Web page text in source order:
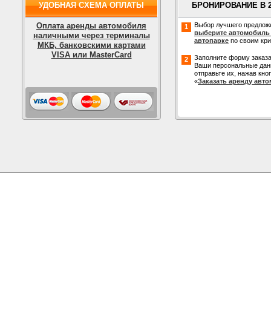
УДОБНАЯ СХЕМА ОПЛАТЫ
Оплата аренды автомобиля
наличными через терминалы
МКБ, банковскими картами
VISA или MasterCard
БРОНИРОВАНИЕ В
1
Выбор лучшего
выберите
автопарке по своим
2
Заполните форму
Ваши персональные
отправьте их, нажав
«Заказать аренду